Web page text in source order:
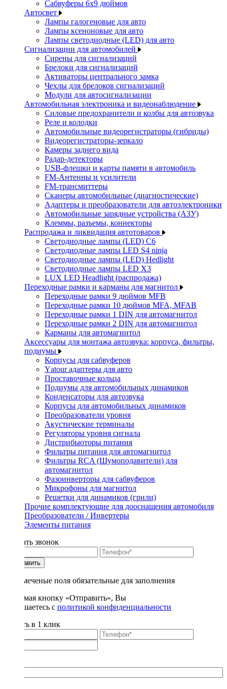
Сабвуферы 6x9 дюймов
Автосвет
Лампы галогеновые для авто
Лампы ксеноновые для авто
Лампы светодиодные (LED) для авто
Сигнализации для автомобилей
Сирены для сигнализаций
Брелоки для сигнализаций
Активаторы центрального замка
Чехлы для брелоков сигнализаций
Модули для автосигнализации
Автомобильная электроника и видеонаблюдение
Силовые предохранители и колбы для автозвука
Реле и колодки
Автомобильные видеорегистраторы (гибриды)
Видеорегистраторы-зеркало
Камеры заднего вида
Радар-детекторы
USB-флешки и карты памяти в автомобиль
FM-Антенны и усилители
FM-трансмиттеры
Сканеры автомобильные (диагностические)
Адаптеры и преобразователи для автоэлектроники
Автомобильные зарядные устройства (АЗУ)
Клеммы, разъемы, коннекторы
Распродажа и ликвидация автотоваров
Светодиодные лампы (LED) C6
Светодиодные лампы LED S4 ninja
Светодиодные лампы (LED) Hedlight
Светодиодные лампы LED X3
LUX LED Headlight (распродажа)
Переходные рамки и карманы для магнитол
Переходные рамки 9 дюймов MFB
Переходные рамки 10 дюймов MFA, MFAB
Переходные рамки 1 DIN для автомагнитол
Переходные рамки 2 DIN для автомагнитол
Карманы для автомагнитол
Аксессуары для монтажа автозвука: корпуса, фильтры,
подиумы
Корпусы для сабвуферов
Yаtour адаптеры для авто
Проставочные кольца
Подиумы для автомобильных динамиков
Конденсаторы для автозвука
Корпусы для автомобильных динамиков
Преобразователи уровня
Акустические терминалы
Регуляторы уровня сигнала
Дистрибьюторы питания
Фильтры питания для автомагнитол
Фильтры RCA (Шумоподавители) для
автомагнитол
Фазоинверторы для сабвуферов
Микрофоны для магнитол
Решетки для динамиков (грили)
Прочие комплектующие для дооснащения автомобиля
Преобразователи / Инвертеры
Элементы питания
Заказать звонок
Отправить
* - отмеченые поля обязательные для заполнения
Нажимая кнопку «Отправить», Вы
соглашаетесь с политикой конфиденциальности
Купить в 1 клик